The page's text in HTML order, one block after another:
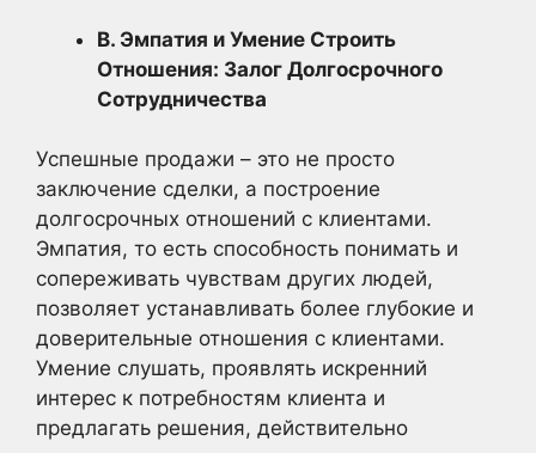
В. Эмпатия и Умение Строить
Отношения: Залог Долгосрочного
Сотрудничества
Успешные продажи – это не просто
заключение сделки, а построение
долгосрочных отношений с клиентами.
Эмпатия, то есть способность понимать и
сопереживать чувствам других людей,
позволяет устанавливать более глубокие и
доверительные отношения с клиентами.
Умение слушать, проявлять искренний
интерес к потребностям клиента и
предлагать решения, действительно